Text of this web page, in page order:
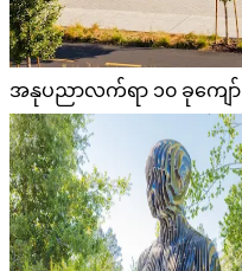
အနုပညာလက်ရာ ၁၀ ခုကျော်